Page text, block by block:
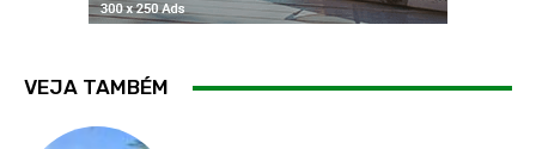
VEJA TAMBÉM